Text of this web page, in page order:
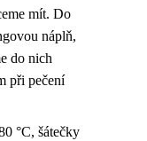
mít. Do
náplň,
do nich
při pečení
°C, šátečky